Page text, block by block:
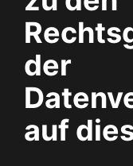
der
auf